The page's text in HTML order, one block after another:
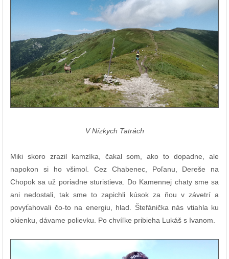
V Nízkych Tatrách
Miki skoro zrazil kamzíka, čakal som, ako to dopadne, ale
napokon si ho všimol. Cez Chabenec, Poľanu, Dereše na
Chopok sa už poriadne sturistieva. Do Kamennej chaty sme sa
ani nedostali, tak sme to zapichli kúsok za ňou v závetrí a
povyťahovali čo-to na energiu, hlad. Štefánička nás vtiahla ku
okienku, dávame polievku. Po chvíľke pribieha Lukáš s Ivanom.